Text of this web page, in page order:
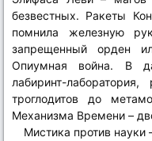
безвестных. Ракеты
помнила железную
запрещенный орден
Опиумная война. В
лабиринт-
троглодитов до
Механизма Времени –
Мистика против науки